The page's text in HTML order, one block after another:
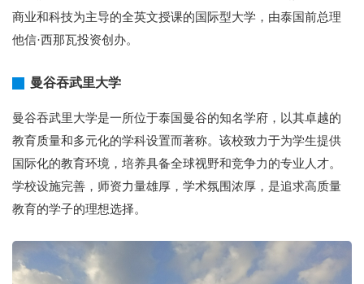
商业和科技为主导的全英文授课的国际型大学，由泰国前总理
他信·西那瓦投资创办。
曼谷吞武里大学
曼谷吞武里大学是一所位于泰国曼谷的知名学府，以其卓越的
教育质量和多元化的学科设置而著称。该校致力于为学生提供
国际化的教育环境，培养具备全球视野和竞争力的专业人才。
学校设施完善，师资力量雄厚，学术氛围浓厚，是追求高质量
教育的学子的理想选择。